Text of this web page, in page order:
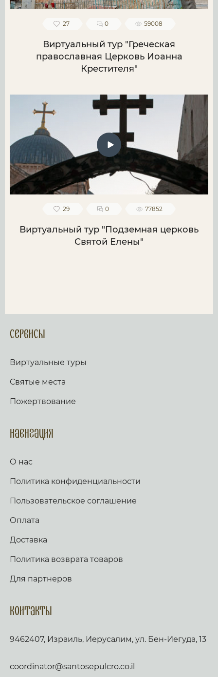
27 0 59008
Виртуальный тур "Греческая
православная Церковь Иоанна
Крестителя"
29 0 77852
Виртуальный тур "Подземная церковь
Святой Елены"
Сервисы
Виртуальные туры
Святые места
Пожертвование
Навигация
О нас
Политика конфиденциальности
Пользовательское соглашение
Оплата
Доставка
Политика возврата товаров
Для партнеров
Контакты
9462407, Израиль, Иерусалим, ул. Бен-Иегуда, 13
coordinator@santosepulcro.co.il